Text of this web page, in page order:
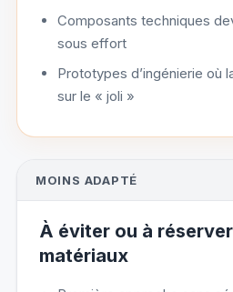
Composants techniques
sous effort
Prototypes d’ingénierie où
sur le « joli »
MOINS ADAPTÉ
À éviter ou à
matériaux